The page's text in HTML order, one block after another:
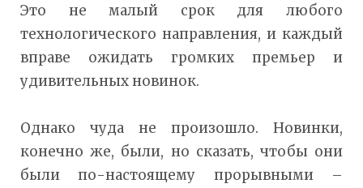
Это не малый срок для любого
технологического направления, и каждый
вправе ожидать громких премьер и
удивительных новинок.
Однако чуда не произошло. Новинки,
конечно же, были, но сказать, чтобы они
были по-настоящему прорывными –